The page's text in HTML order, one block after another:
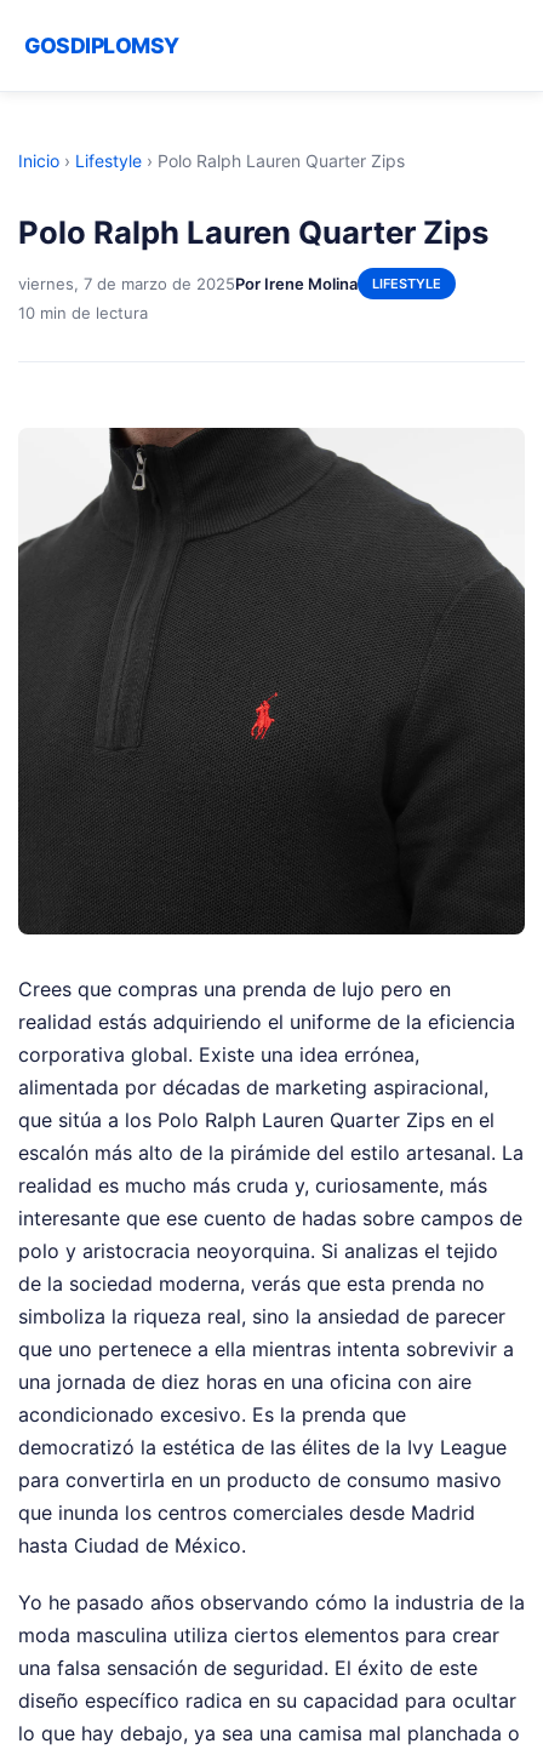
GOSDIPLOMSY
Inicio › Lifestyle › Polo Ralph Lauren Quarter Zips
Polo Ralph Lauren Quarter Zips
viernes, 7 de marzo de 2025Por Irene Molina LIFESTYLE
10 min de lectura
Crees que compras una prenda de lujo pero en
realidad estás adquiriendo el uniforme de la eficiencia
corporativa global. Existe una idea errónea,
alimentada por décadas de marketing aspiracional,
que sitúa a los Polo Ralph Lauren Quarter Zips en el
escalón más alto de la pirámide del estilo artesanal. La
realidad es mucho más cruda y, curiosamente, más
interesante que ese cuento de hadas sobre campos de
polo y aristocracia neoyorquina. Si analizas el tejido
de la sociedad moderna, verás que esta prenda no
simboliza la riqueza real, sino la ansiedad de parecer
que uno pertenece a ella mientras intenta sobrevivir a
una jornada de diez horas en una oficina con aire
acondicionado excesivo. Es la prenda que
democratizó la estética de las élites de la Ivy League
para convertirla en un producto de consumo masivo
que inunda los centros comerciales desde Madrid
hasta Ciudad de México.
Yo he pasado años observando cómo la industria de la
moda masculina utiliza ciertos elementos para crear
una falsa sensación de seguridad. El éxito de este
diseño específico radica en su capacidad para ocultar
lo que hay debajo, ya sea una camisa mal planchada o